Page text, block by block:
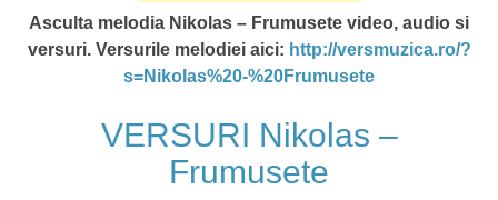
Asculta melodia Nikolas – Frumusete video, audio si
versuri. Versurile melodiei aici: http://versmuzica.ro/?
s=Nikolas%20-%20Frumusete
VERSURI Nikolas –
Frumusete